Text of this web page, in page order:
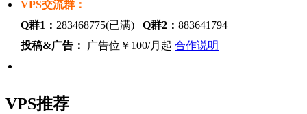
VPS交流群：
Q群1： 283468775(已满) Q群2： 883641794
投稿&广告：
广告位￥100/月起 合作说明
VPS推荐